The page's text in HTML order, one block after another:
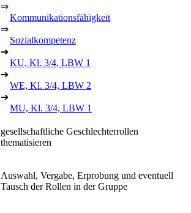
⇒
Kommunikationsfähigkeit
⇒
Sozialkompetenz
➔
KU, Kl. 3/4, LBW 1
➔
WE, Kl. 3/4, LBW 2
➔
MU, Kl. 3/4, LBW 1
gesellschaftliche Geschlechterrollen
thematisieren
Auswahl, Vergabe, Erprobung und eventuell
Tausch der Rollen in der Gruppe